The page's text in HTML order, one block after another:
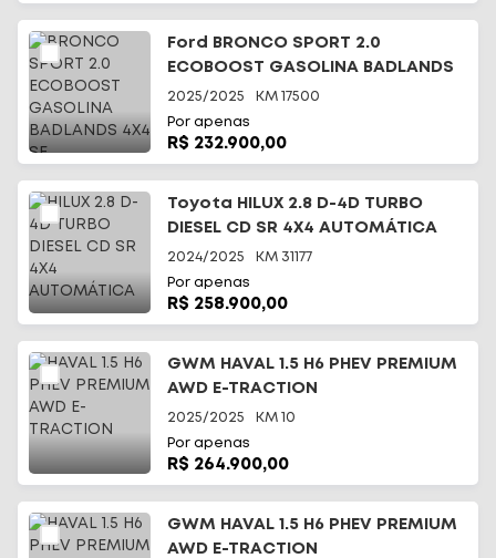
Ford BRONCO SPORT 2.0
ECOBOOST GASOLINA BADLANDS
4X4 SE
2025/2025 KM 17500
Por apenas
R$ 232.900,00
Toyota HILUX 2.8 D-4D TURBO
DIESEL CD SR 4X4 AUTOMÁTICA
2024/2025 KM 31177
Por apenas
R$ 258.900,00
GWM HAVAL 1.5 H6 PHEV PREMIUM
AWD E-TRACTION
2025/2025 KM 10
Por apenas
R$ 264.900,00
GWM HAVAL 1.5 H6 PHEV PREMIUM
AWD E-TRACTION